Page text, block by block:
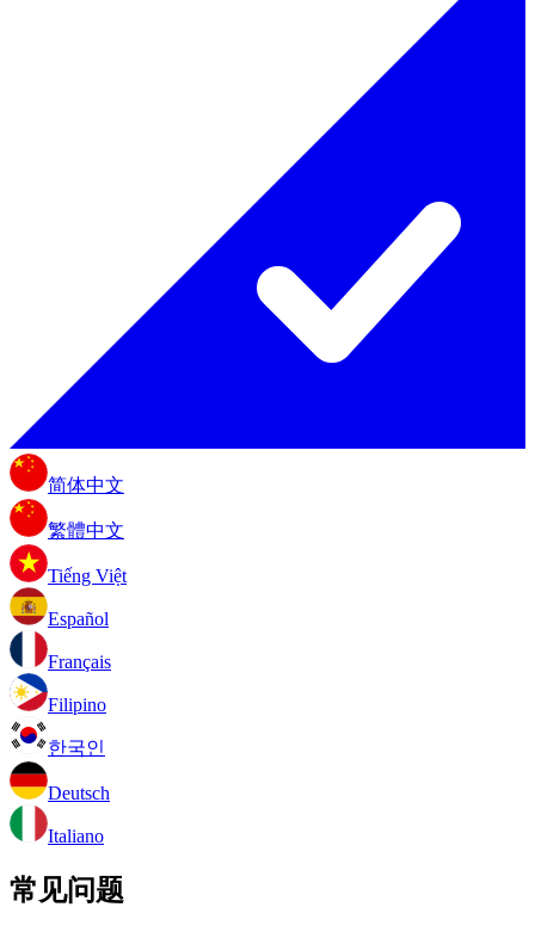
简体中文
繁體中文
Tiếng Việt
Español
Français
Filipino
한국인
Deutsch
Italiano
常见问题